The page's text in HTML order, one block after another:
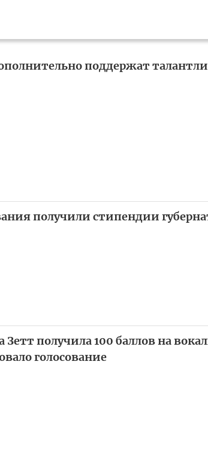
поддержат
получили стипендии
получила 100 баллов на
голосование